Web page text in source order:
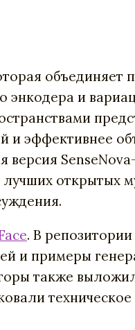
объединяет
энкодера и
и эффективнее
лучших
. В
и примеры
также